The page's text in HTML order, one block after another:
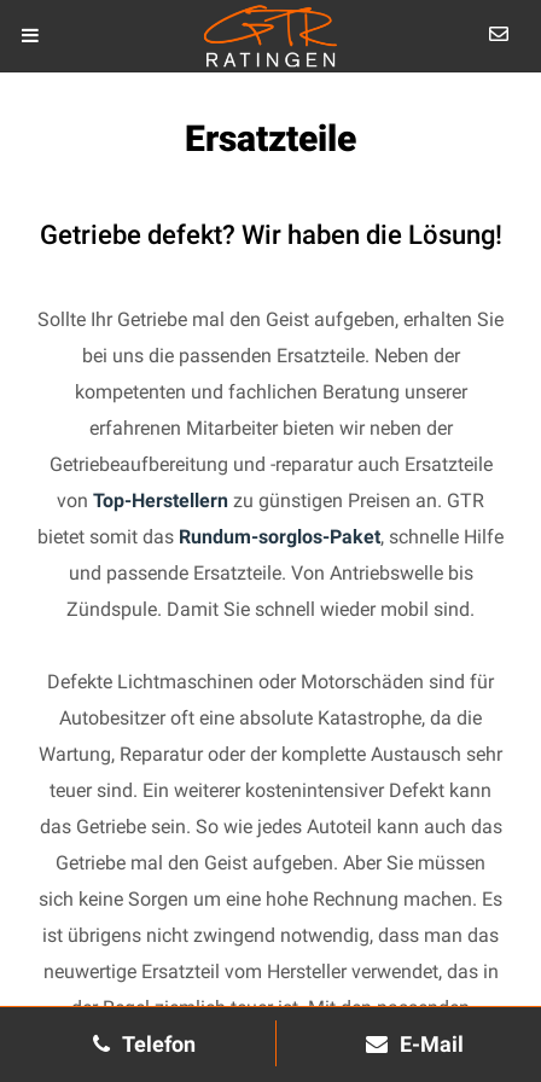
Telefon E-Mail
Ersatzteile
Getriebe defekt? Wir haben die Lösung!
Sollte Ihr Getriebe mal den Geist aufgeben, erhalten Sie
bei uns die passenden Ersatzteile. Neben der
kompetenten und fachlichen Beratung unserer
erfahrenen Mitarbeiter bieten wir neben der
Getriebeaufbereitung und -reparatur auch Ersatzteile
von Top-Herstellern zu günstigen Preisen an. GTR
bietet somit das Rundum-sorglos-Paket, schnelle Hilfe
und passende Ersatzteile. Von Antriebswelle bis
Zündspule. Damit Sie schnell wieder mobil sind.
Defekte Lichtmaschinen oder Motorschäden sind für
Autobesitzer oft eine absolute Katastrophe, da die
Wartung, Reparatur oder der komplette Austausch sehr
teuer sind. Ein weiterer kostenintensiver Defekt kann
das Getriebe sein. So wie jedes Autoteil kann auch das
Getriebe mal den Geist aufgeben. Aber Sie müssen
sich keine Sorgen um eine hohe Rechnung machen. Es
ist übrigens nicht zwingend notwendig, dass man das
neuwertige Ersatzteil vom Hersteller verwendet, das in
der Regel ziemlich teuer ist. Mit den passenden
Ersatzteilen kann jedes gebrauchte Getriebe schnell